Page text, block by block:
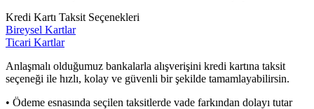
Kredi Kartı Taksit Seçenekleri
Bireysel Kartlar
Ticari Kartlar
Anlaşmalı olduğumuz bankalarla alışverişini kredi kartına taksit
seçeneği ile hızlı, kolay ve güvenli bir şekilde tamamlayabilirsin.
• Ödeme esnasında seçilen taksitlerde vade farkından dolayı tutar